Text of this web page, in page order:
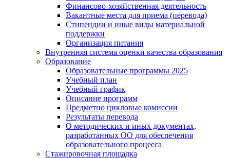
Финансово-хозяйственная деятельность
Вакантные места для приема (перевода)
Стипендии и иные виды материальной
поддержки
Организация питания
Внутренняя система оценки качества образования
Образование
Образовательные программы 2025
Учебный план
Учебный график
Описание программ
Предметно цикловые комиссии
Результаты перевода
О методических и иных документах,
разработанных ОО для обеспечения
образовательного процесса
Стажировочная площадка